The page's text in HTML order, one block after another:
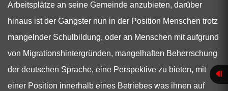
Arbeitsplätze an seine Gemeinde anzubieten, darüber
hinaus ist der Gangster nun in der Position Menschen trotz
mangelnder Schulbildung, oder an Menschen mit aufgrund
von Migrationshintergründen, mangelhaften Beherrschung
der deutschen Sprache, eine Perspektive zu bieten, mit
einer Position innerhalb eines Betriebes was ihnen auf